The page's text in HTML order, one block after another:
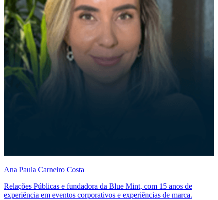
Ana Paula Carneiro Costa
Relações Públicas e fundadora da Blue Mint, com 15 anos de
experiência em eventos corporativos e experiências de marca.